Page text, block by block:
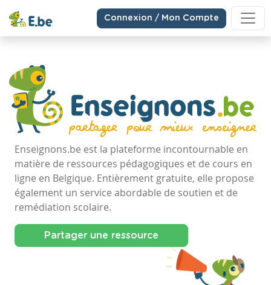
Connexion / Mon Compte
Enseignons.be est la plateforme incontournable en
matière de ressources pédagogiques et de cours en
ligne en Belgique. Entièrement gratuite, elle propose
également un service abordable de soutien et de
remédiation scolaire.
Partager une ressource